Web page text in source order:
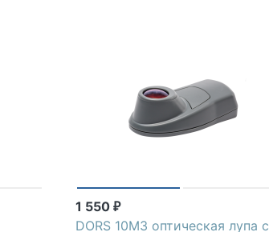
1 550₽
DORS 10М3 оптическая лупа с